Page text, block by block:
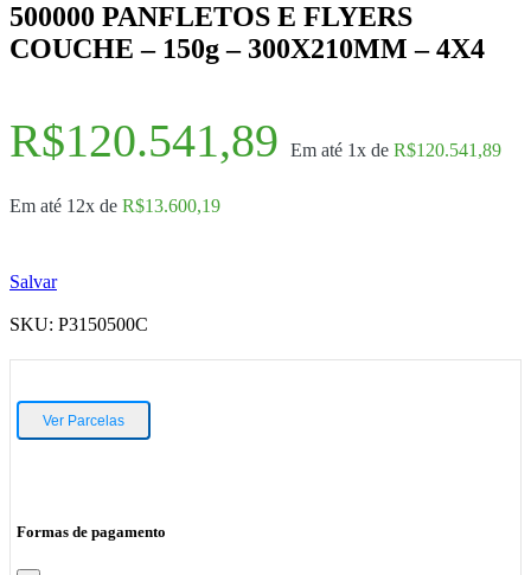
500000 PANFLETOS E FLYERS
COUCHE – 150g – 300X210MM – 4X4
R$120.541,89 Em até 1x de R$120.541,89
Em até 12x de R$13.600,19
Salvar
SKU: P3150500C
Ver Parcelas
Formas de pagamento